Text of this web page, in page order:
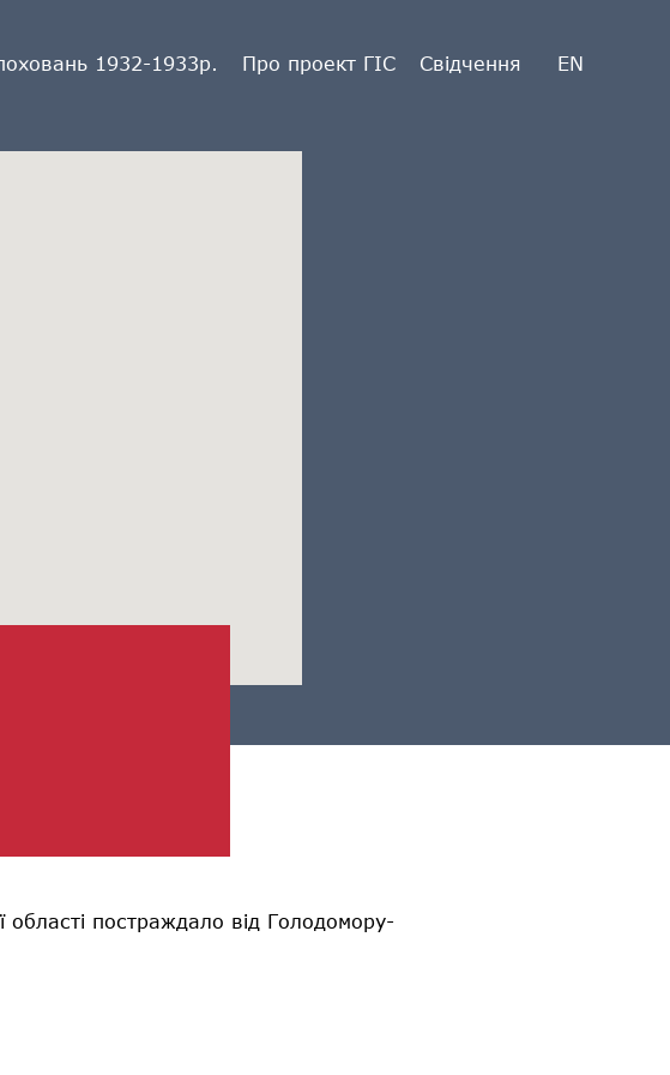
1932-1933р. Про проект ГІС Свідчення EN
постраждало від Голодомору-